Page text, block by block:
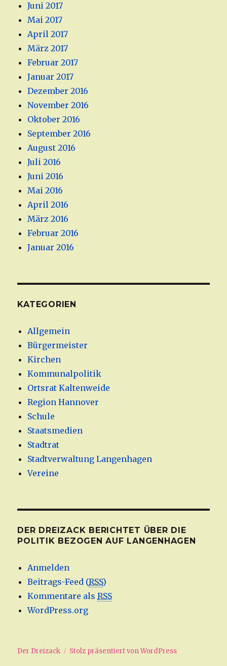
Juni 2017
Mai 2017
April 2017
März 2017
Februar 2017
Januar 2017
Dezember 2016
November 2016
Oktober 2016
September 2016
August 2016
Juli 2016
Juni 2016
Mai 2016
April 2016
März 2016
Februar 2016
Januar 2016
KATEGORIEN
Allgemein
Bürgermeister
Kirchen
Kommunalpolitik
Ortsrat Kaltenweide
Region Hannover
Schule
Staatsmedien
Stadtrat
Stadtverwaltung Langenhagen
Vereine
DER DREIZACK BERICHTET ÜBER DIE
POLITIK BEZOGEN AUF LANGENHAGEN
Anmelden
Beitrags-Feed (RSS)
Kommentare alsRSS
WordPress.org
Der Dreizack Stolz präsentiert von WordPress